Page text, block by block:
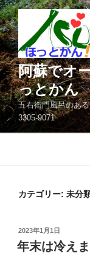
コ
ン
テ
ン
ツ
へ
ス
キ
ッ
阿蘇でオ
っとかん
五右衛門風呂のあ
3305-9071
カテゴリー: 未分
投
稿
日:
2023年1月1日
年末は冷えま